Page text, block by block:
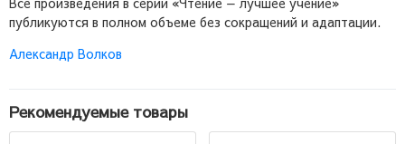
публикуются в полном объеме без сокращений и адаптации.
Александр Волков
Рекомендуемые товары